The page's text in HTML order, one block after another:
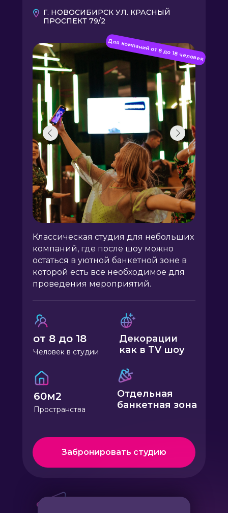
Декорации
как в TV шоу
60м2
Пространства
Отдельная
банкетная зона
от 8 до 18
Человек в студии
Классическая студия для небольших
компаний, где после шоу можно
остаться в уютной банкетной зоне в
которой есть все необходимое для
проведения мероприятий.
Г. НОВОСИБИРСК УЛ. КРАСНЫЙ
ПРОСПЕКТ 79/2
Для компаний от 8 до 18 человек
Забронировать студию